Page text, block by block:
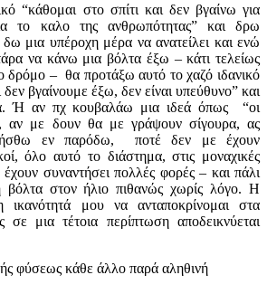
“κάθομαι στο σπίτι και δεν βγαίνω για
το καλο της ανθρωπότητας” και δρω
μια υπέροχη μέρα να ανατείλει και ενώ
να κάνω μια βόλτα έξω – κάτι τελείως
δρόμο – θα προτάξω αυτό το χαζό ιδανικό
βγαίνουμε έξω, δεν είναι υπεύθυνο” και
Ή αν πχ κουβαλάω μια ιδεά όπως “οι
αν με δουν θα με γράψουν σίγουρα, ας
εν παρόδω, ποτέ δεν με έχουν
όλο αυτό το διάστημα, στις μοναχικές
συναντήσει πολλές φορές – και πάλι
στον ήλιο πιθανώς χωρίς λόγο. Η
ικανότητά μου να ανταποκρίνομαι στα
σε μια τέτοια περίπτωση αποδεικνύεται
φύσεως κάθε άλλο παρά αληθινή